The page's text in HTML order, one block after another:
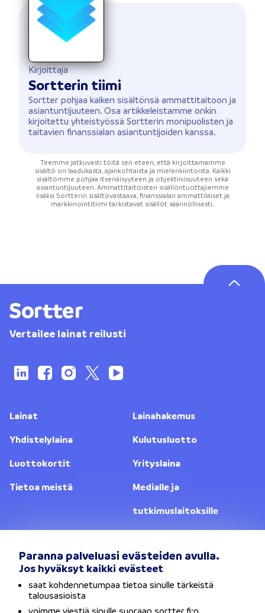
Paranna palveluasi evästeiden avulla.
Jos hyväksyt kaikki evästeet
saat kohdennetumpaa tietoa sinulle tärkeistä
talousasioista
voimme viestiä sinulle suoraan sortter.fi:n
Kirjoittaja
Sortterin tiimi
Sortter pohjaa kaiken sisältönsä ammattitaitoon ja
asiantuntijuuteen. Osa artikkeleistamme onkin
kirjoitettu yhteistyössä Sortterin monipuolisten ja
taitavien finanssialan asiantuntijoiden kanssa.
Teemme jatkuvasti töitä sen eteen, että kirjoittamamme
sisältö on laadukasta, ajankohtaista ja mielenkiintoista. Kaikki
sisältömme pohjaa itsenäisyyteen ja objektiivisuuteen sekä
asiantuntijuuteen. Ammattitaitoisten sisällöntuottajiemme
lisäksi Sortterin sisältövastaava, finanssialan ammattilaiset ja
markkinointitiimi tarkistavat sisällöt säännöllisesti.
Vertailee lainat reilusti
Lainat
Lainahakemus
Yhdistelylaina
Kulutusluotto
Luottokortit
Yrityslaina
Tietoa meistä
Medialle ja
tutkimuslaitoksille
Vaihda sijaintia